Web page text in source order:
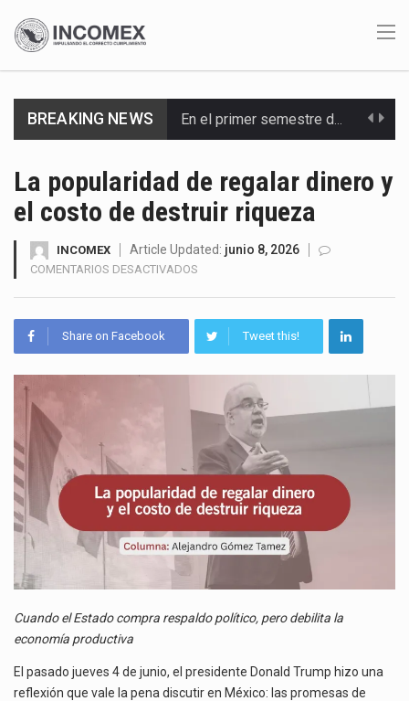
BREAKING NEWS
La inversión fija bruta en México registró un aumento de 1.1% interanual en mayo de…
El gobierno de Estados Unidos anunciará un arancel del 15 % sobre los productos fabricados…
Las exportaciones mexicanas de vehículos ligeros disminuyeron 9.67 % en julio a tasa anual, alcanzando…
La popularidad de regalar dinero y
el costo de destruir riqueza
INCOMEX Article Updated: junio 8, 2026
COMENTARIOS DESACTIVADOS
REGALAR
COSTO
DESTRUIR
RIQUEZA
Share on Facebook Tweet this!
Cuando el Estado compra respaldo político, pero debilita la
economía productiva
El pasado jueves 4 de junio, el presidente Donald Trump hizo una
reflexión que vale la pena discutir en México: las promesas de